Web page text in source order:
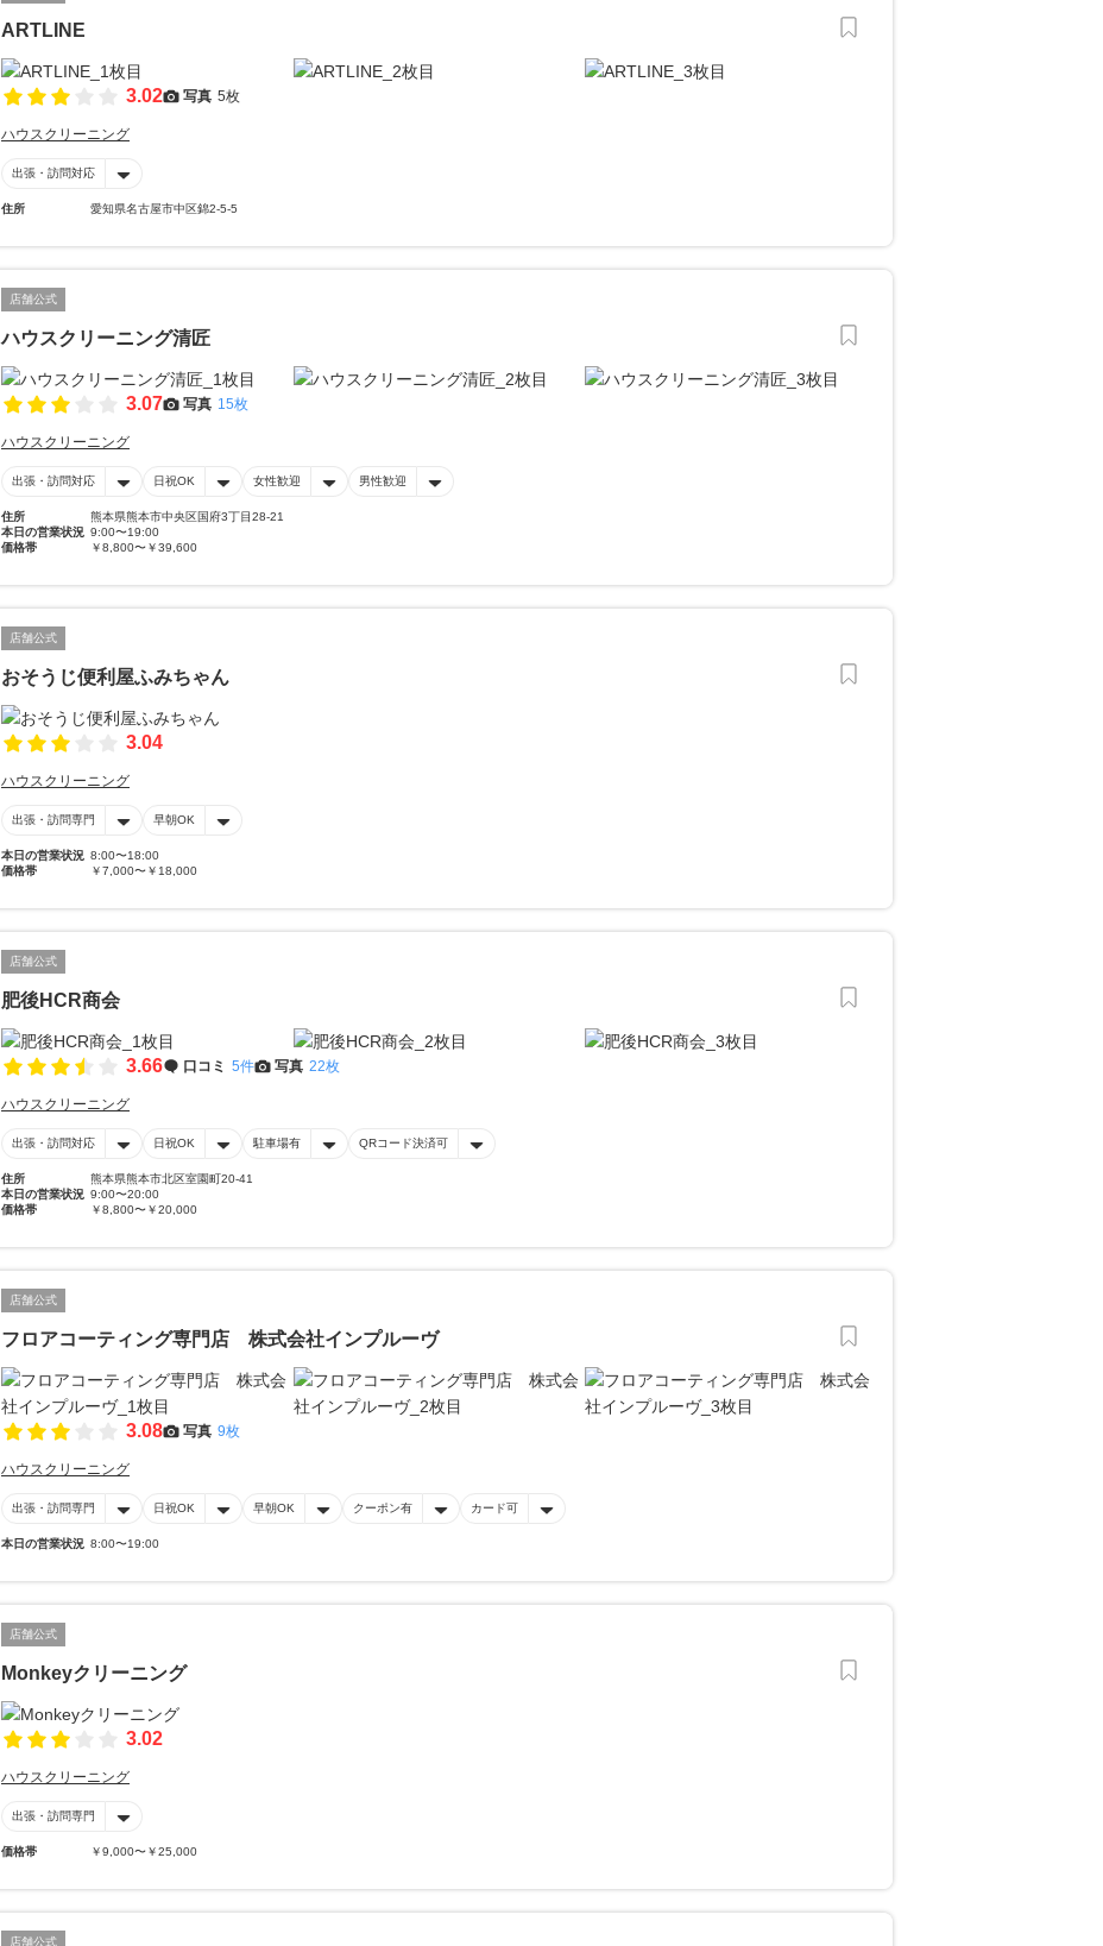
ARTLINE
3.02 写真 5枚
ハウスクリーニング
出張・訪問対応
住所 愛知県名古屋市中区錦2-5-5
店舗公式
ハウスクリーニング清匠
3.07 写真 15枚
ハウスクリーニング
出張・訪問対応 日祝OK 女性歓迎 男性歓迎
住所
熊本県熊本市中央区国府3丁目28-21
本日の営業状況 9:00〜19:00
価格帯
￥8,800〜￥39,600
店舗公式
おそうじ便利屋ふみちゃん
3.04
ハウスクリーニング
出張・訪問専門 早朝OK
本日の営業状況 8:00〜18:00
価格帯
￥7,000〜￥18,000
店舗公式
肥後HCR商会
3.66 口コミ 5件 写真 22枚
ハウスクリーニング
出張・訪問対応 日祝OK 駐車場有 QRコード決済可
住所
熊本県熊本市北区室園町20-41
本日の営業状況 9:00〜20:00
価格帯
￥8,800〜￥20,000
店舗公式
フロアコーティング専門店 株式会社インプルーヴ
3.08 写真 9枚
ハウスクリーニング
出張・訪問専門 日祝OK 早朝OK クーポン有 カード可
本日の営業状況 8:00〜19:00
店舗公式
Monkeyクリーニング
3.02
ハウスクリーニング
出張・訪問専門
価格帯 ￥9,000〜￥25,000
店舗公式